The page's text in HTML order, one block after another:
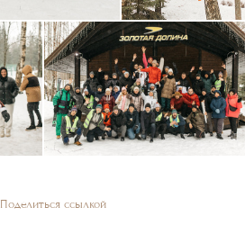
Поделиться ссылкой